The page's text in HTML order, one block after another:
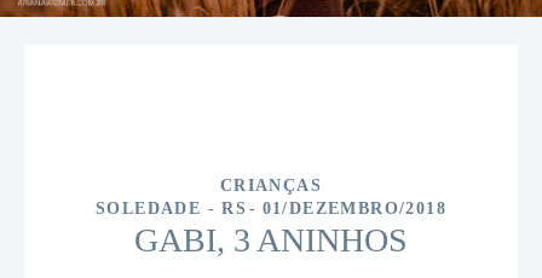
CRIANÇAS
SOLEDADE - RS
01/DEZEMBRO/2018
GABI, 3 ANINHOS